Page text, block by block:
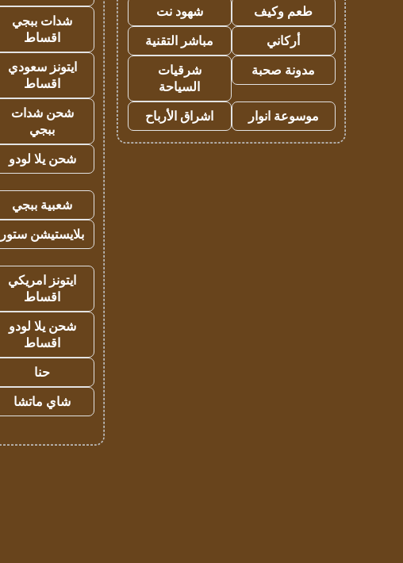
طعم وكيف
شهود نت
أركاني
مباشر التقنية
مدونة صحبة
شرقيات
السياحة
موسوعة انوار
اشراق الأرباح
شدات ببجي
اقساط
ايتونز سعودي
اقساط
شحن شدات
ببجي
شحن يلا لودو
شعبية ببجي
بلايستيشن ستور
ايتونز امريكي
اقساط
شحن يلا لودو
اقساط
حنا
شاي ماتشا